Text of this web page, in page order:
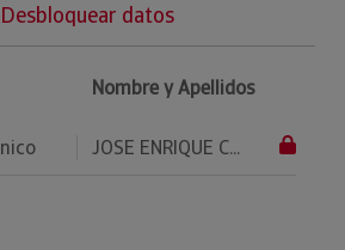
Desbloquear datos
Nombre y Apellidos
JOSE ENRIQUE C...